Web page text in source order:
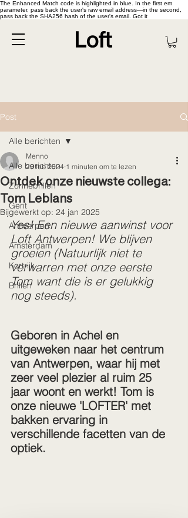
The Enhanced Match code is highlighted in blue. In the first em
parameter, pass back the user's raw email address—in the second,
pass back the SHA256 hash of the user's email. Got it
Post
Alle berichten
Zonnebrillen
Gent
Antwerpen
Amsterdam
Kortrijk
Brillen
Alle berichten
Ontdek onze nieuwste collega:
Tom Leblans
Menno
29 feb 2024 1 minuten om te lezen
Bijgewerkt op: 24 jan 2025
Yes! Een nieuwe aanwinst voor
Loft Antwerpen! We blijven
groeien (Natuurlijk niet te
verwarren met onze eerste
Tom want die is er gelukkig
nog steeds).
Geboren in Achel en
uitgeweken naar het centrum
van Antwerpen, waar hij met
zeer veel plezier al ruim 25
jaar woont en werkt! Tom is
onze nieuwe 'LOFTER' met
bakken ervaring in
verschillende facetten van de
optiek.